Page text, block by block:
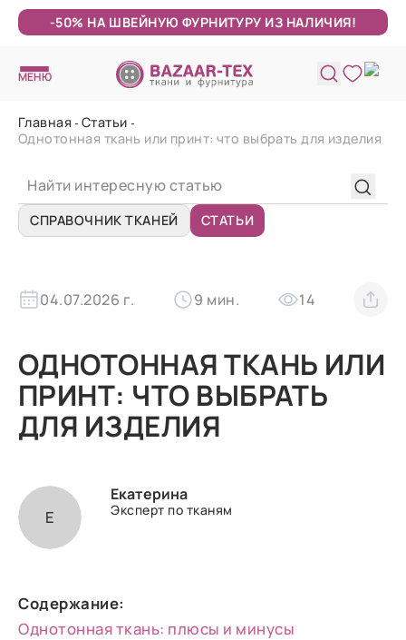
-50% НА ШВЕЙНУЮ ФУРНИТУРУ ИЗ НАЛИЧИЯ!
МЕНЮ
Главная
Статьи
Однотонная ткань или принт: что выбрать для изделия
СПРАВОЧНИК ТКАНЕЙ СТАТЬИ
04.07.2026 г. 9 мин. 14
ОДНОТОННАЯ ТКАНЬ ИЛИ
ПРИНТ: ЧТО ВЫБРАТЬ
ДЛЯ ИЗДЕЛИЯ
Е
Екатерина
Эксперт по тканям
Содержание:
Однотонная ткань: плюсы и минусы